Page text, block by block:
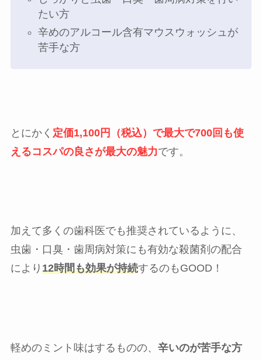
たい方
辛めのアルコール含有マウスウォッシュが
苦手な方
とにかく 定価1,100円（税込）で最大で700回も使
えるコスパの良さが最大の魅力です。
加えて多くの歯科医でも推奨されているように、
虫歯・口臭・歯周病対策にも有効な殺菌剤の配合
により 12時間も効果が持続するのもGOOD！
軽めのミント味はするものの、 辛いのが苦手な方